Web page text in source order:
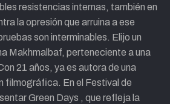
resistencias internas, también en
la opresión que arruina a ese
son interminables. Elijo un
Makhmalbaf, perteneciente a una
21 años, ya es autora de una
filmográfica. En el Festival de
Green Days , que refleja la